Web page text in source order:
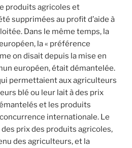
produits agricoles et
supprimées au profit d’aide à
Dans le même temps, la
la « préférence
on disait depuis la mise en
européen, était démantelée.
permettaient aux agriculteurs
blé ou leur lait à des prix
et les produits
internationale. Le
prix des produits agricoles,
des agriculteurs, et la